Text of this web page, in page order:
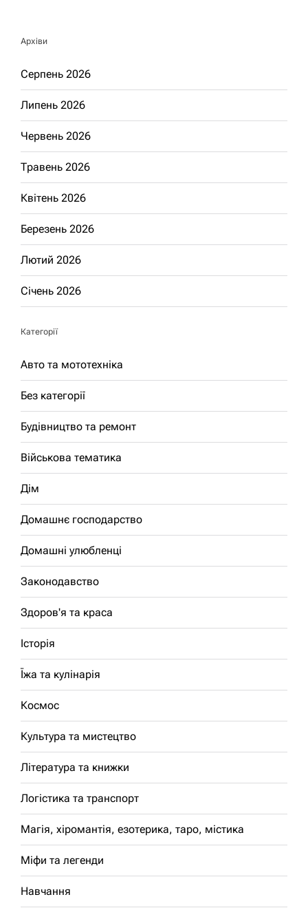
Архіви
Серпень 2026
Липень 2026
Червень 2026
Травень 2026
Квітень 2026
Березень 2026
Лютий 2026
Січень 2026
Категорії
Авто та мототехніка
Без категорії
Будівництво та ремонт
Військова тематика
Дім
Домашнє господарство
Домашні улюбленці
Законодавство
Здоров'я та краса
Історія
Їжа та кулінарія
Космос
Культура та мистецтво
Література та книжки
Логістика та транспорт
Магія, хіромантія, езотерика, таро, містика
Міфи та легенди
Навчання